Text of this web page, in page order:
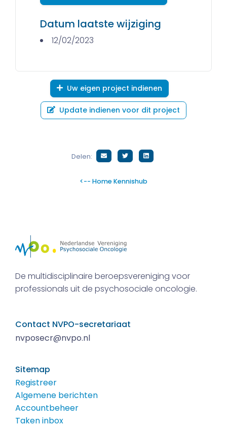
Datum laatste wijziging
12/02/2023
Uw eigen project indienen
Update indienen voor dit project
Delen:
<-- Home Kennishub
De multidisciplinaire beroepsvereniging voor
professionals uit de psychosociale oncologie.
Contact NVPO-secretariaat
nvposecr@nvpo.nl
Sitemap
Registreer
Algemene berichten
Accountbeheer
Taken inbox